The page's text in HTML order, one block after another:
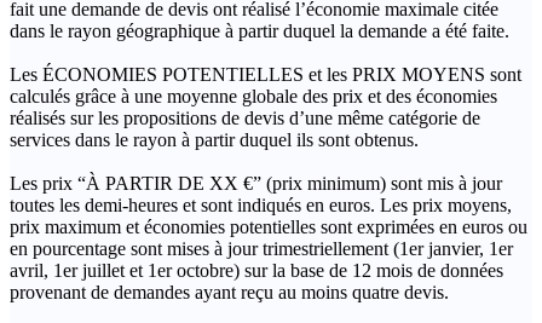
fait une demande de devis ont réalisé l’économie maximale citée
dans le rayon géographique à partir duquel la demande a été faite.
Les ÉCONOMIES POTENTIELLES et les PRIX MOYENS sont
calculés grâce à une moyenne globale des prix et des économies
réalisés sur les propositions de devis d’une même catégorie de
services dans le rayon à partir duquel ils sont obtenus.
Les prix “À PARTIR DE XX €” (prix minimum) sont mis à jour
toutes les demi-heures et sont indiqués en euros. Les prix moyens,
prix maximum et économies potentielles sont exprimées en euros ou
en pourcentage sont mises à jour trimestriellement (1er janvier, 1er
avril, 1er juillet et 1er octobre) sur la base de 12 mois de données
provenant de demandes ayant reçu au moins quatre devis.